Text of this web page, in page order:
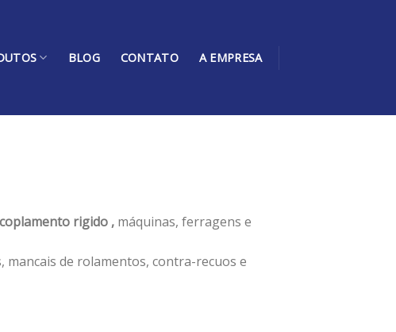
BLOG CONTATO A EMPRESA
rigido , máquinas, ferragens e
mancais de rolamentos, contra-recuos e